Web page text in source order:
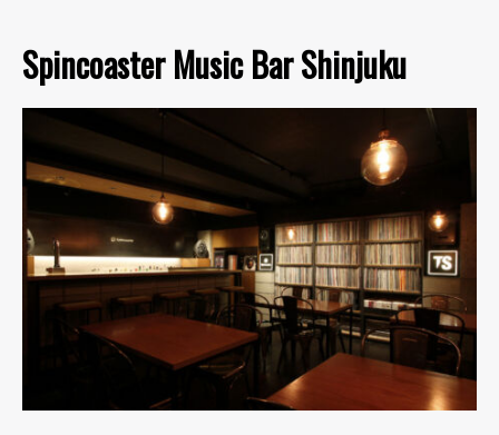
Spincoaster Music Bar Shinjuku